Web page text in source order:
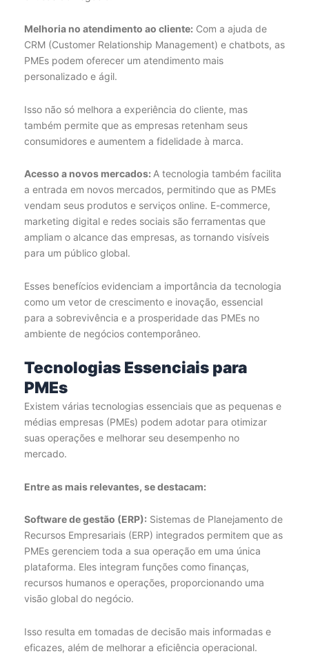
Melhoria no atendimento ao cliente: Com a ajuda de
CRM (Customer Relationship Management) e chatbots, as
PMEs podem oferecer um atendimento mais
personalizado e ágil.
Isso não só melhora a experiência do cliente, mas
também permite que as empresas retenham seus
consumidores e aumentem a fidelidade à marca.
Acesso a novos mercados: A tecnologia também facilita
a entrada em novos mercados, permitindo que as PMEs
vendam seus produtos e serviços online. E-commerce,
marketing digital e redes sociais são ferramentas que
ampliam o alcance das empresas, as tornando visíveis
para um público global.
Esses benefícios evidenciam a importância da tecnologia
como um vetor de crescimento e inovação, essencial
para a sobrevivência e a prosperidade das PMEs no
ambiente de negócios contemporâneo.
Tecnologias Essenciais para
PMEs
Existem várias tecnologias essenciais que as pequenas e
médias empresas (PMEs) podem adotar para otimizar
suas operações e melhorar seu desempenho no
mercado.
Entre as mais relevantes, se destacam:
Software de gestão (ERP): Sistemas de Planejamento de
Recursos Empresariais (ERP) integrados permitem que as
PMEs gerenciem toda a sua operação em uma única
plataforma. Eles integram funções como finanças,
recursos humanos e operações, proporcionando uma
visão global do negócio.
Isso resulta em tomadas de decisão mais informadas e
eficazes, além de melhorar a eficiência operacional.